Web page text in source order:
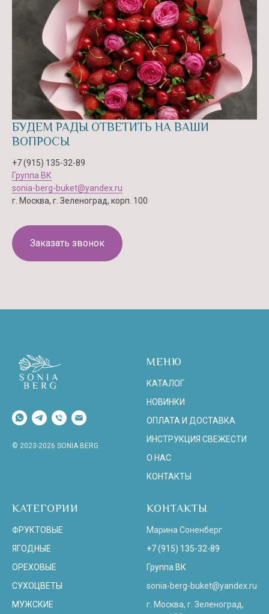
БУДЕМ РАДЫ ОТВЕТИТЬ НА ВАШИ
ВОПРОСЫ
+7 (915) 135-32-89
Группа ВК
sonia-berg-buket@yandex.ru
г. Москва, г. Зеленоград, корп. 100
Заказать звонок
© 2023-2026 SONIA BERG
МЕНЮ
КАТАЛОГ
НОВИНКИ
ОПЛАТА И ДОСТАВКА
ИНСТРУКЦИЯ СВЕЖЕСТИ
О НАС
КОНТАКТЫ
КАТЕГОРИИ
ФРУКТОВЫЕ
ЯГОДНЫЕ
ОРЕХОВЫЕ
СУХОЦВЕТЫ
МУЖСКИЕ
КОНТАКТЫ
Марина Соненберг
+7 (915) 135-32-89
Группа ВК
sonia-berg-buket@yandex.ru
г. Москва, г. Зеленоград,